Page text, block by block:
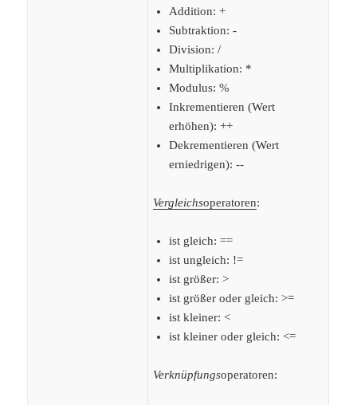
Addition: +
Subtraktion: -
Division: /
Multiplikation: *
Modulus: %
Inkrementieren (Wert
erhöhen): ++
Dekrementieren (Wert
erniedrigen): --
Vergleichsoperatoren:
ist gleich: ==
ist ungleich: !=
ist größer: >
ist größer oder gleich: >=
ist kleiner: <
ist kleiner oder gleich: <=
Verknüpfungsoperatoren: